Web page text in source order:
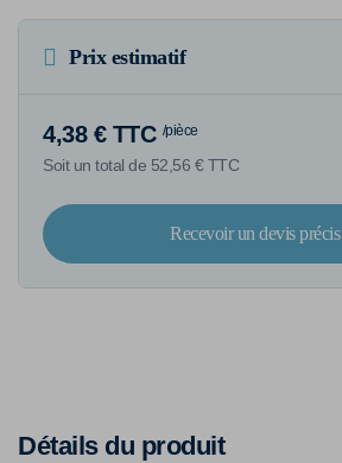
Prix estimatif
4,38 € TTC /pièce
Soit un total de 52,56 € TTC
Recevoir un devis précis
Détails du produit